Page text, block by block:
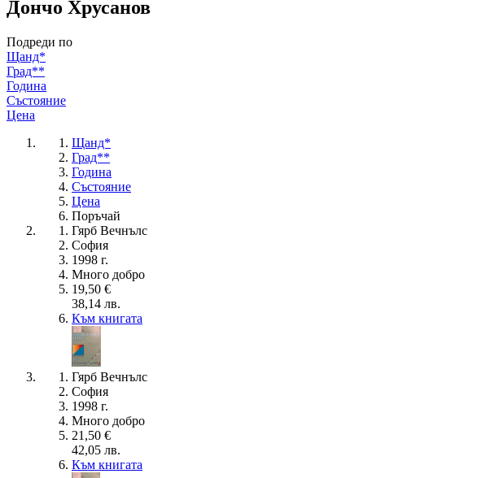
Дончо Хрусанов
Подреди по
Щанд*
Град**
Година
Състояние
Цена
Щанд*
Град**
Година
Състояние
Цена
Поръчай
Гярб Вечнълс
София
1998 г.
Много добро
19,50 €
38,14 лв.
Към книгата
Гярб Вечнълс
София
1998 г.
Много добро
21,50 €
42,05 лв.
Към книгата